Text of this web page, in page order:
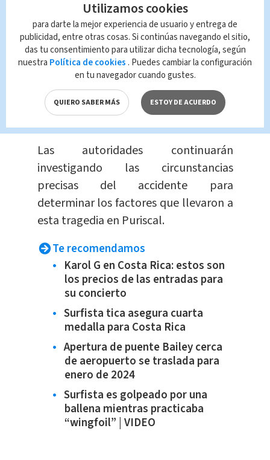
Elcuerpode Luis Miguel Segura García
fue encontrado a2.5 kilómetros del
sitio del deslizamiento, mientras que
el de Rolando Pérez Vargas fue
hallado a unos 15 kilómetros río
abajo, en La Vasconia de Parrita.
Las autoridades continuarán
investigando las circunstancias
precisas del accidente para
determinar los factores que llevaron a
esta tragedia en Puriscal.
Te recomendamos
Karol G en Costa Rica: estos son
los precios de las entradas para
su concierto
Surfista tica asegura cuarta
medalla para Costa Rica
Apertura de puente Bailey cerca
de aeropuerto se traslada para
enero de 2024
Surfista es golpeado por una
ballena mientras practicaba
“wingfoil” | VIDEO
Utilizamos cookies
para darte la mejor experiencia de usuario y entrega de
publicidad, entre otras cosas. Si continúas navegando el sitio,
das tu consentimiento para utilizar dicha tecnología, según
nuestra Política de cookies . Puedes cambiar la configuración
en tu navegador cuando gustes.
QUIERO SABER MÁS ESTOY DE ACUERDO